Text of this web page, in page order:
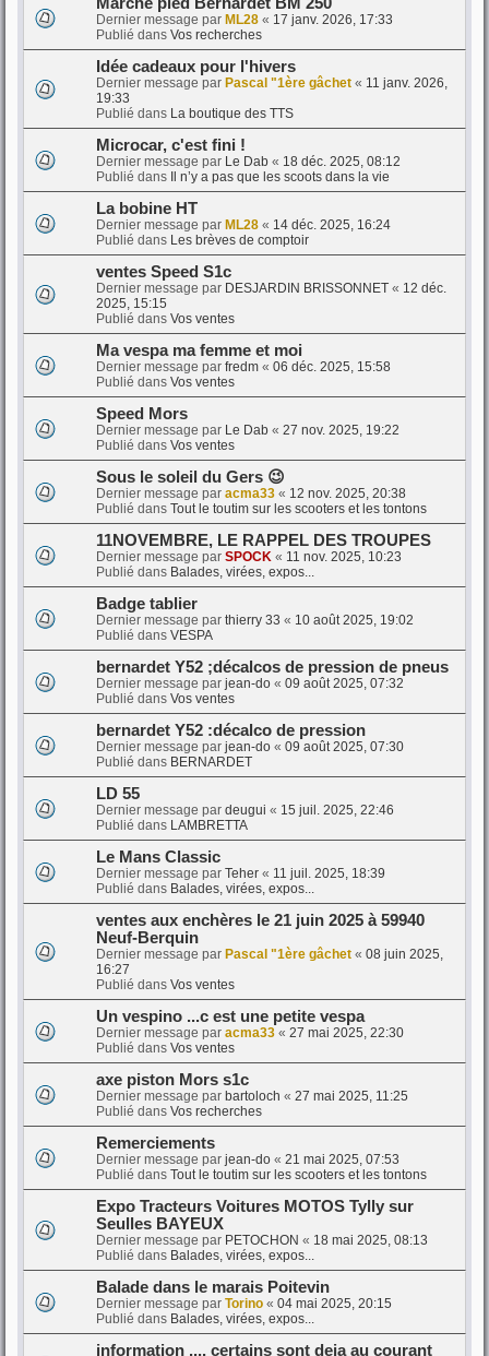
Dernier message par ML28 « 17 janv. 2026, 17:33
Publié dans Vos recherches
Idée cadeaux pour l'hivers
Dernier message par Pascal "1ère gâchet « 11 janv. 2026,
19:33
Publié dans La boutique des TTS
Microcar, c'est fini !
Dernier message par Le Dab « 18 déc. 2025, 08:12
Publié dans Il n’y a pas que les scoots dans la vie
La bobine HT
Dernier message par ML28 « 14 déc. 2025, 16:24
Publié dans Les brèves de comptoir
ventes Speed S1c
Dernier message par DESJARDIN BRISSONNET « 12 déc.
2025, 15:15
Publié dans Vos ventes
Ma vespa ma femme et moi
Dernier message par fredm « 06 déc. 2025, 15:58
Publié dans Vos ventes
Speed Mors
Dernier message par Le Dab « 27 nov. 2025, 19:22
Publié dans Vos ventes
Sous le soleil du Gers 😉
Dernier message par acma33 « 12 nov. 2025, 20:38
Publié dans Tout le toutim sur les scooters et les tontons
11NOVEMBRE, LE RAPPEL DES TROUPES
Dernier message par SPOCK « 11 nov. 2025, 10:23
Publié dans Balades, virées, expos...
Badge tablier
Dernier message par thierry 33 « 10 août 2025, 19:02
Publié dans VESPA
bernardet Y52 ;décalcos de pression de pneus
Dernier message par jean-do « 09 août 2025, 07:32
Publié dans Vos ventes
bernardet Y52 :décalco de pression
Dernier message par jean-do « 09 août 2025, 07:30
Publié dans BERNARDET
LD 55
Dernier message par deugui « 15 juil. 2025, 22:46
Publié dans LAMBRETTA
Le Mans Classic
Dernier message par Teher « 11 juil. 2025, 18:39
Publié dans Balades, virées, expos...
ventes aux enchères le 21 juin 2025 à 59940
Neuf-Berquin
Dernier message par Pascal "1ère gâchet « 08 juin 2025,
16:27
Publié dans Vos ventes
Un vespino ...c est une petite vespa
Dernier message par acma33 « 27 mai 2025, 22:30
Publié dans Vos ventes
axe piston Mors s1c
Dernier message par bartoloch « 27 mai 2025, 11:25
Publié dans Vos recherches
Remerciements
Dernier message par jean-do « 21 mai 2025, 07:53
Publié dans Tout le toutim sur les scooters et les tontons
Expo Tracteurs Voitures MOTOS Tylly sur
Seulles BAYEUX
Dernier message par PETOCHON « 18 mai 2025, 08:13
Publié dans Balades, virées, expos...
Balade dans le marais Poitevin
Dernier message par Torino « 04 mai 2025, 20:15
Publié dans Balades, virées, expos...
information .... certains sont deja au courant